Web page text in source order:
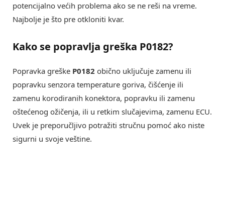
potencijalno većih problema ako se ne reši na vreme.
Najbolje je što pre otkloniti kvar.
Kako se popravlja greška P0182?
Popravka greške P0182 obično uključuje zamenu ili
popravku senzora temperature goriva, čišćenje ili
zamenu korodiranih konektora, popravku ili zamenu
oštećenog ožičenja, ili u retkim slučajevima, zamenu ECU.
Uvek je preporučljivo potražiti stručnu pomoć ako niste
sigurni u svoje veštine.